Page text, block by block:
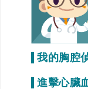
我的胸腔
療是為了未
進擊心臟